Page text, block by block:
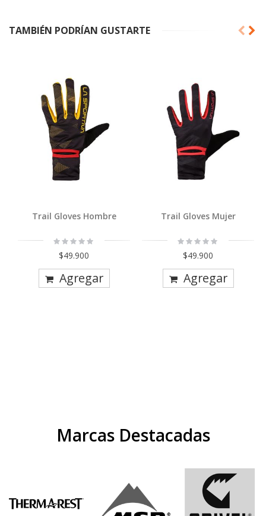
TAMBIÉN PODRÍAN GUSTARTE
Trail Gloves Hombre
Rating:
$49.900
Agregar
Trail Gloves Mujer
Rating:
$49.900
Agregar
Marcas Destacadas